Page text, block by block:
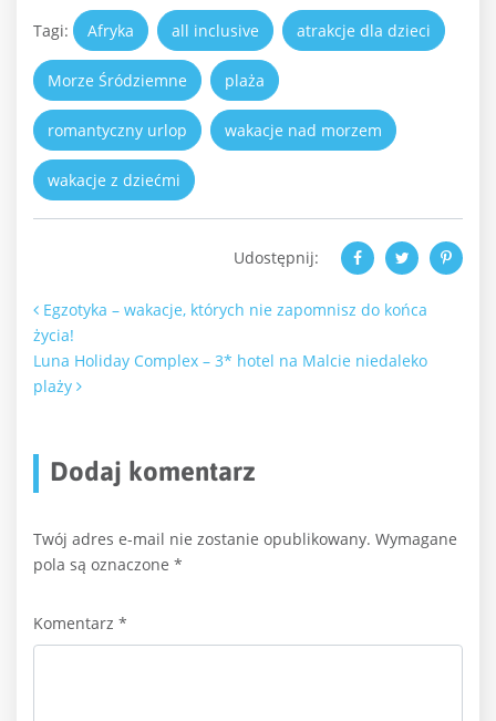
Tagi: Afryka all inclusive atrakcje dla dzieci
Morze Śródziemne plaża
romantyczny urlop wakacje nad morzem
wakacje z dziećmi
Udostępnij:
Nawigacja po artykułach
Egzotyka – wakacje, których nie zapomnisz do końca
życia!
Luna Holiday Complex – 3* hotel na Malcie niedaleko
plaży
Dodaj komentarz
Twój adres e-mail nie zostanie opublikowany. Wymagane
pola są oznaczone *
Komentarz *